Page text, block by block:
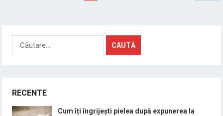
Caută
RECENTE
Cum îți îngrijești pielea după expunerea la